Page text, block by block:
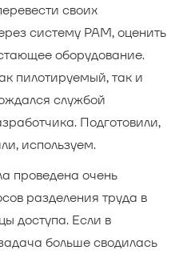
своих
систему РАМ, оценить
оборудование.
пилотируемый, так и
службой
Подготовили,
используем.
проведена очень
разделения труда в
доступа. Если в
больше сводилась